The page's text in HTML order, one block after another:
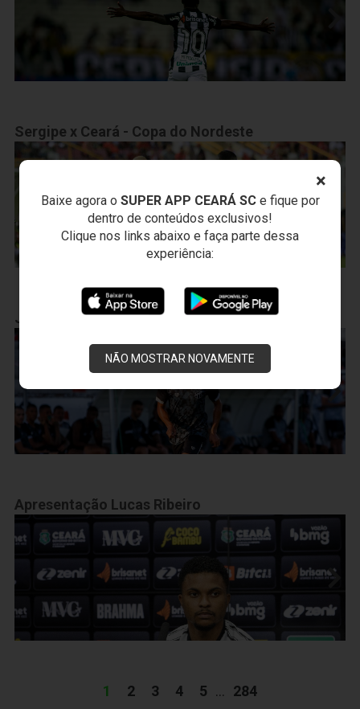
×
Baixe agora o SUPER APP CEARÁ SCe fique por
dentro de conteúdos exclusivos!
Clique nos links abaixo e faça parte dessa
experiência:
NÃO MOSTRAR NOVAMENTE
Sergipe x Ceará - Copa do Nordeste
Jogo-treino - Ceará x Floresta
Apresentação Lucas Ribeiro
1 2 3 4 5 ... 284